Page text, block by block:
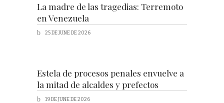
La madre de las tragedias: Terremoto
en Venezuela
25 DE JUNE DE 2026
Estela de procesos penales envuelve a
la mitad de alcaldes y prefectos
19 DE JUNE DE 2026